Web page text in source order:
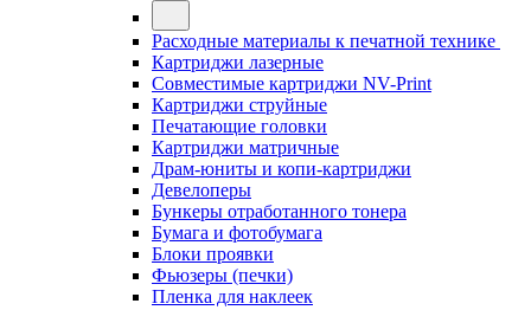
Расходные материалы к печатной технике
Картриджи лазерные
Совместимые картриджи NV-Print
Картриджи струйные
Печатающие головки
Картриджи матричные
Драм-юниты и копи-картриджи
Девелоперы
Бункеры отработанного тонера
Бумага и фотобумага
Блоки проявки
Фьюзеры (печки)
Пленка для наклеек